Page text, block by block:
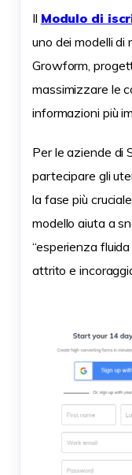
Il Modulo di
uno dei modelli di
Growform,
massimizzare le
informazioni più
Per le aziende di
partecipare gli
la fase più
modello aiuta a
“esperienza
attrito e